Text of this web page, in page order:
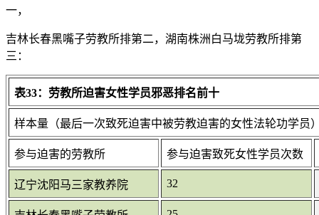
一，
吉林长春黑嘴子劳教所排第二，湖南株洲白马垅劳教所排第
三：
表33：劳教所迫害女性学员邪恶排名前十
样本量（最后一次致死迫害中被劳教迫害的女性法轮功学员
参与迫害的劳教所 参与迫害致死女性学员次数
辽宁沈阳马三家教养院 32